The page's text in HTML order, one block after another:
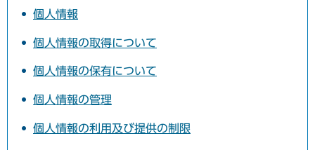
個人情報
個人情報の取得について
個人情報の保有について
個人情報の管理
個人情報の利用及び提供の制限